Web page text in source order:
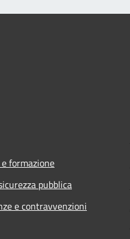
formazione
pubblica
e contravvenzioni